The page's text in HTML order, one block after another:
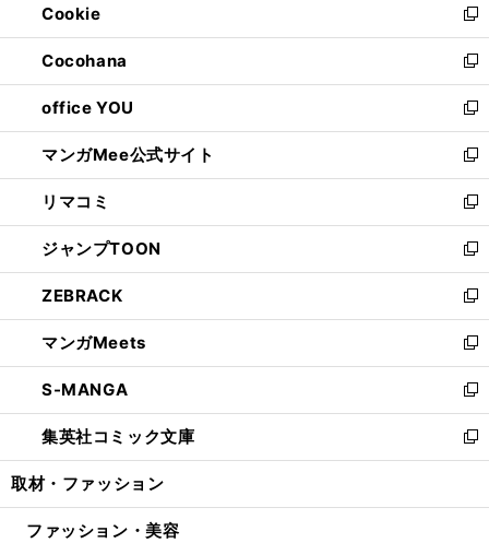
く
で
開
く
ド
ウ
で
開
く
ィ
ン
ド
ウ
で
開
く
Cookie
新
し
い
ウ
ィ
ン
ド
ウ
で
開
く
Cocohana
新
し
い
ウ
ィ
ン
ド
ウ
で
開
く
office YOU
新
し
い
ウ
ィ
ン
ド
ウ
で
開
く
マンガMee公式サイト
新
し
い
ウ
ィ
ン
ド
ウ
で
開
く
リマコミ
新
し
い
ウ
ィ
ン
ド
ウ
で
開
く
ジャンプTOON
新
し
い
ウ
ィ
ン
ド
ウ
で
開
ZEBRACK
新
し
い
ウ
ィ
ン
ド
ウ
開
マンガMeets
新
し
い
ウ
ィ
ン
ウ
S-MANGA
新
し
い
ウ
ン
集英社コミック文庫
新
し
ウ
取材・ファッション
ファッション・美容